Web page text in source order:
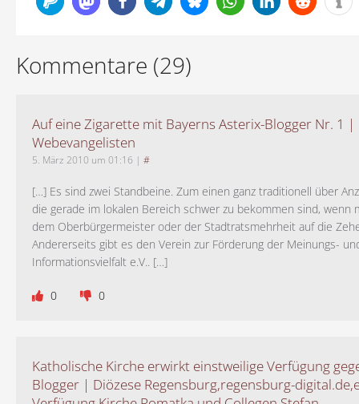
Kommentare (29)
Auf eine Zigarette mit Bayerns Asterix-Blogger Nr. 1 |
Webevangelisten
5. März 2010 um 01:16 | #
[…] Es sind zwei Standbeine. Zum einen ganz traditionell über
die gerade im lokalen Bereich schwer zu bekommen sind, wenn
dem Oberbürgermeister oder der Stadtratsmehrheit auf die
Andererseits gibt es den Verein zur Förderung der Meinungs-
Informationsvielfalt e.V.. […]
0 0
Katholische Kirche erwirkt einstweilige Verfügung
Blogger | Diözese Regensburg,regensburg-